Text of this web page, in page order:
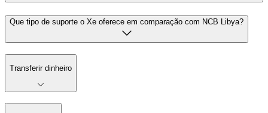
Que tipo de suporte o Xe oferece em comparação com NCB Libya?
Transferir dinheiro